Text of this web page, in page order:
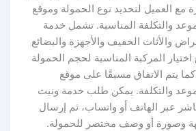
العميل لتحديد نوع الحمولة وموقع
والتكلفة المناسبة. تشمل خدمة
والأثاث الخفيف والأجهزة والبضائع
المركبة المناسبة لحجم الحمولة
يتم الاتفاق مسبقًا على موقع
والتكلفة. يمكن طلب خدمة ونيت
عبر الهاتف أو واتساب، ثم إرسال
وصورة أو وصف مختصر للحمولة.